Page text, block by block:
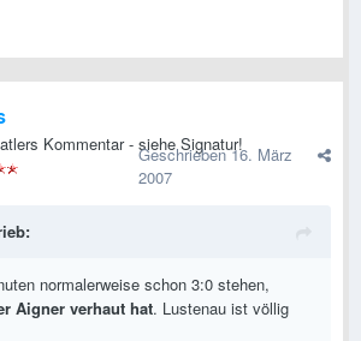
Kommentar - siehe Signatur!
Geschrieben16. März
2007
normalerweise schon 3:0 stehen,
Aigner verhaut hat. Lustenau ist völlig